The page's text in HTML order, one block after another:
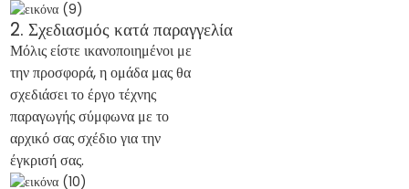
2. Σχεδιασμός κατά παραγγελία
Μόλις είστε ικανοποιημένοι με
την προσφορά, η ομάδα μας θα
σχεδιάσει το έργο τέχνης
παραγωγής σύμφωνα με το
αρχικό σας σχέδιο για την
έγκρισή σας.